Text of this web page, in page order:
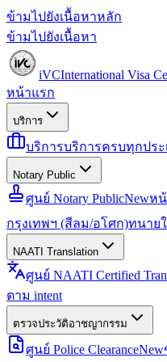
ข้ามไปยังเนื้อหาหลัก
ข้ามไปยังเนื้อหา
iVCInternational Visa
หน้าแรก
บริการ
บริการบริการครบทุกประ
Notary Public
ศูนย์ Notary PublicNewห
กรุงเทพฯ (สีลม/อโศก)ทนาย
NAATI Translation
ศูนย์ NAATI Certified
ตาม intent
ตรวจประวัติอาชญากรรม
ศูนย์ Police ClearanceNew